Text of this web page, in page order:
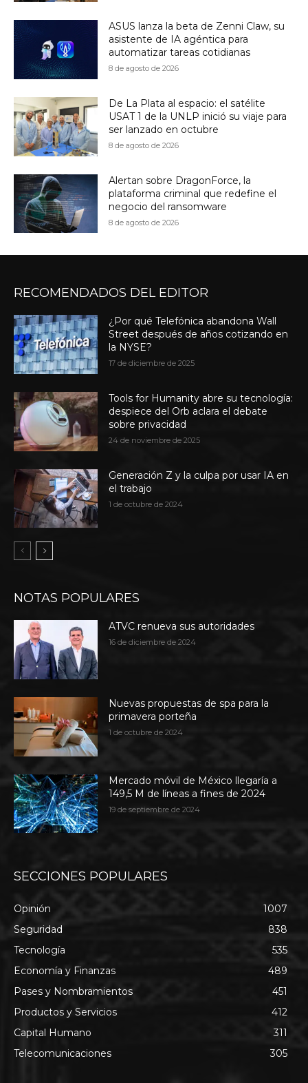
ASUS lanza la beta de Zenni Claw, su
asistente de IA agéntica para
automatizar tareas cotidianas
8 de agosto de 2026
De La Plata al espacio: el satélite
USAT 1 de la UNLP inició su viaje para
ser lanzado en octubre
8 de agosto de 2026
Alertan sobre DragonForce, la
plataforma criminal que redefine el
negocio del ransomware
8 de agosto de 2026
RECOMENDADOS DEL EDITOR
¿Por qué Telefónica abandona Wall
Street después de años cotizando en
la NYSE?
17 de diciembre de 2025
Tools for Humanity abre su tecnología:
despiece del Orb aclara el debate
sobre privacidad
24 de noviembre de 2025
Generación Z y la culpa por usar IA en
el trabajo
1 de octubre de 2024
NOTAS POPULARES
ATVC renueva sus autoridades
16 de diciembre de 2024
Nuevas propuestas de spa para la
primavera porteña
1 de octubre de 2024
Mercado móvil de México llegaría a
149,5 M de líneas a fines de 2024
19 de septiembre de 2024
SECCIONES POPULARES
Opinión
1007
Seguridad
838
Tecnología
535
Economía y Finanzas
489
Pases y Nombramientos
451
Productos y Servicios
412
Capital Humano
311
Telecomunicaciones
305